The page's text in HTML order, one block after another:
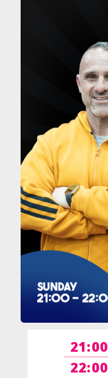
21:00
22:00